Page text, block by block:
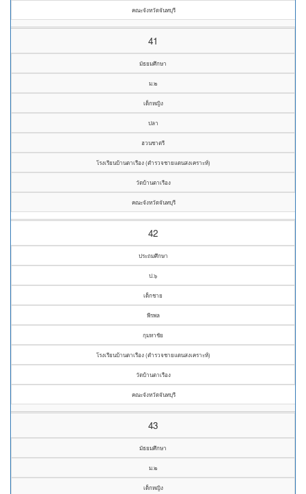
คณะจังหวัดจันทบุรี
41
มัธยมศึกษา
ม.๒
เด็กหญิง
ปลา
ฮวนชาตรี
โรงเรียนบ้านตาเรือง (ตำรวจชายแดนสงเคราะห์)
วัดบ้านตาเรือง
คณะจังหวัดจันทบุรี
42
ประถมศึกษา
ป.๖
เด็กชาย
พีรพล
กุมหาชัย
โรงเรียนบ้านตาเรือง (ตำรวจชายแดนสงเคราะห์)
วัดบ้านตาเรือง
คณะจังหวัดจันทบุรี
43
มัธยมศึกษา
ม.๒
เด็กหญิง